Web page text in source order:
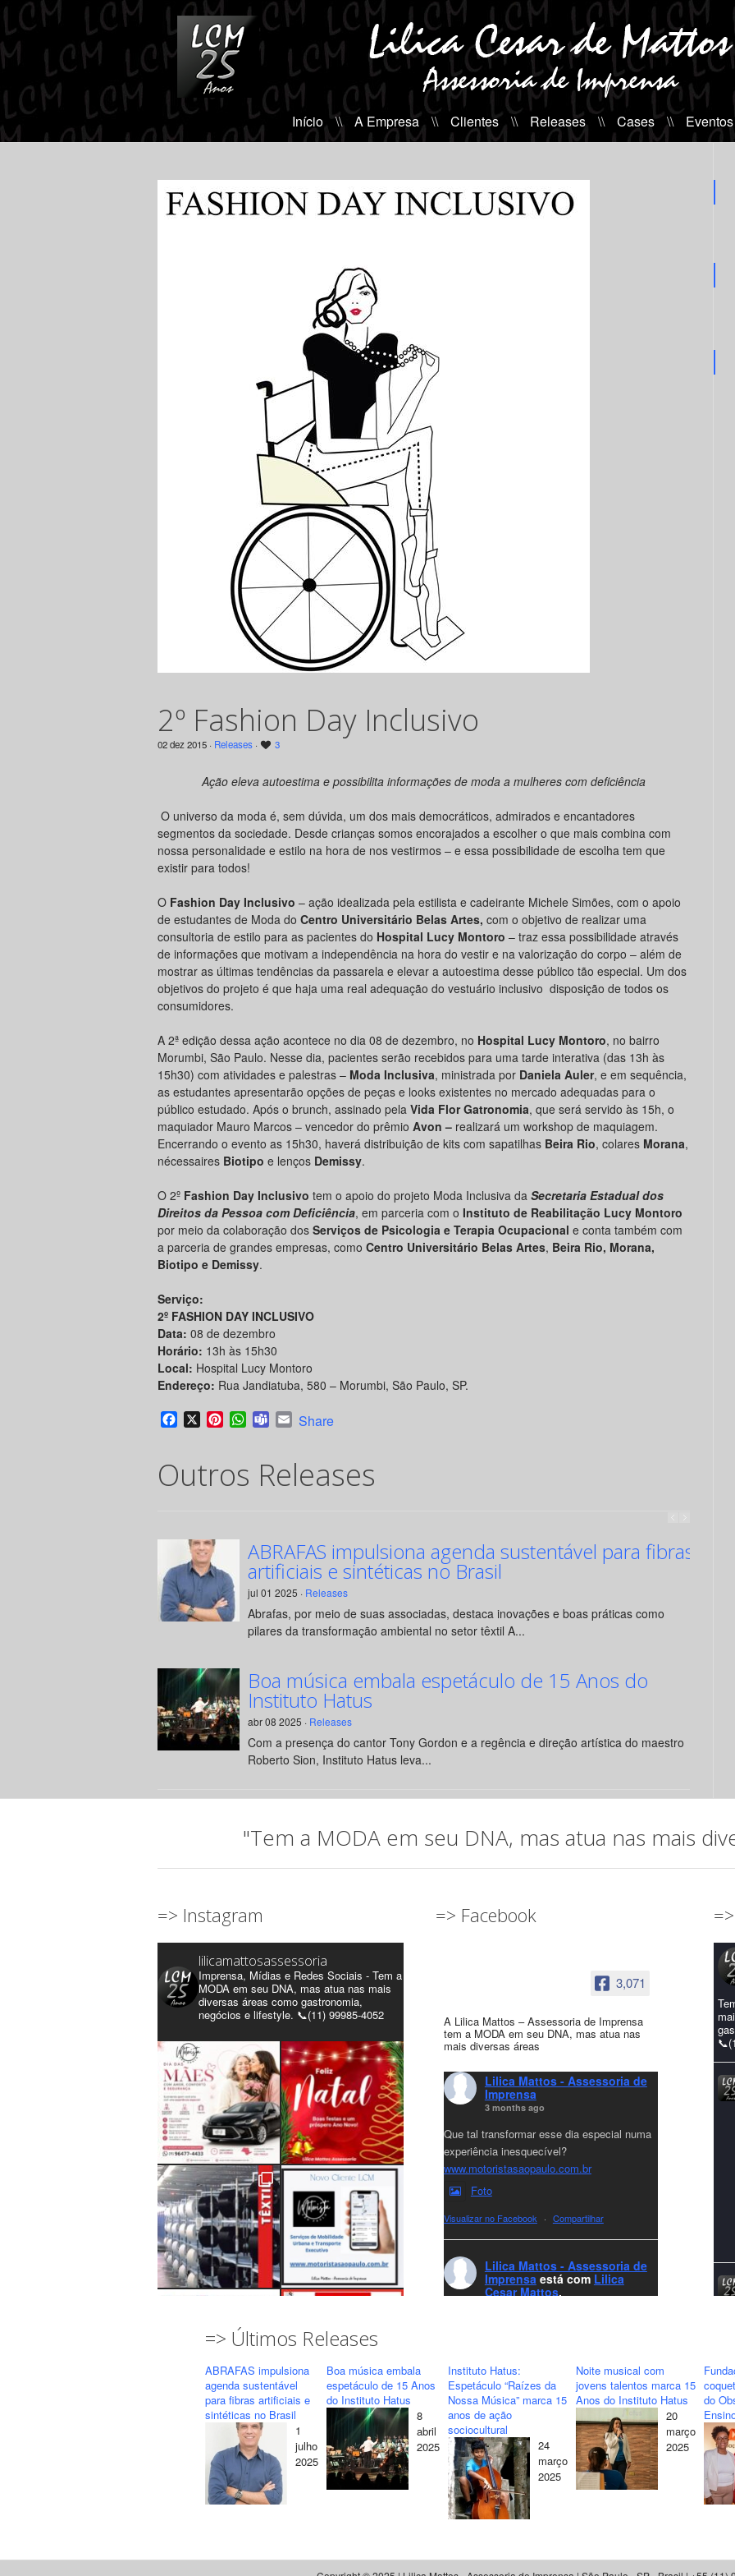
Início \\ A Empresa \\ Clientes \\ Releases \\ Cases \\ Eventos
2º Fashion Day Inclusivo
02 dez 2015 · Releases · 3
Ação eleva autoestima e possibilita informações de moda a mulheres com deficiência
O universo da moda é, sem dúvida, um dos mais democráticos, admirados e encantadores
segmentos da sociedade. Desde crianças somos encorajados a escolher o que mais combina com
nossa personalidade e estilo na hora de nos vestirmos – e essa possibilidade de escolha tem que
existir para todos!
O Fashion Day Inclusivo – ação idealizada pela estilista e cadeirante Michele Simões, com o apoio
de estudantes de Moda do Centro Universitário Belas Artes, com o objetivo de realizar uma
consultoria de estilo para as pacientes do Hospital Lucy Montoro – traz essa possibilidade através
de informações que motivam a independência na hora do vestir e na valorização do corpo – além de
mostrar as últimas tendências da passarela e elevar a autoestima desse público tão especial. Um dos
objetivos do projeto é que haja uma real adequação do vestuário inclusivo disposição de todos os
consumidores.
A 2ª edição dessa ação acontece no dia 08 de dezembro, no Hospital Lucy Montoro, no bairro
Morumbi, São Paulo. Nesse dia, pacientes serão recebidos para uma tarde interativa (das 13h às
15h30) com atividades e palestras – Moda Inclusiva, ministrada por Daniela Auler, e em sequência,
as estudantes apresentarão opções de peças e looks existentes no mercado adequadas para o
público estudado. Após o brunch, assinado pela Vida Flor Gatronomia, que será servido às 15h, o
maquiador Mauro Marcos – vencedor do prêmio Avon – realizará um workshop de maquiagem.
Encerrando o evento as 15h30, haverá distribuição de kits com sapatilhas Beira Rio, colares Morana,
nécessaires Biotipo e lenços Demissy.
O 2º Fashion Day Inclusivo tem o apoio do projeto Moda Inclusiva da Secretaria Estadual dos
Direitos da Pessoa com Deficiência, em parceria com o Instituto de Reabilitação Lucy Montoro
por meio da colaboração dos Serviços de Psicologia e Terapia Ocupacional e conta também com
a parceria de grandes empresas, como Centro Universitário Belas Artes, Beira Rio, Morana,
Biotipo e Demissy.
Serviço:
2º FASHION DAY INCLUSIVO
Data: 08 de dezembro
Horário: 13h às 15h30
Local: Hospital Lucy Montoro
Endereço: Rua Jandiatuba, 580 – Morumbi, São Paulo, SP.
Facebook
X PinterestWhatsApp
TeamsEmail
Share
Outros Releases
ABRAFAS impulsiona agenda sustentável para fibras
artificiais e sintéticas no Brasil
jul 01 2025 · Releases
Abrafas, por meio de suas associadas, destaca inovações e boas práticas como
pilares da transformação ambiental no setor têxtil A...
Boa música embala espetáculo de 15 Anos do
Instituto Hatus
abr 08 2025 · Releases
Com a presença do cantor Tony Gordon e a regência e direção artística do maestro
Roberto Sion, Instituto Hatus leva...
"Tem a MODA em seu DNA, mas atua nas mais
=> Instagram
lilicamattosassessoria
Imprensa, Mídias e Redes Sociais - Tem a
MODA em seu DNA, mas atua nas mais
diversas áreas como gastronomia,
negócios e lifestyle. 📞(11) 99985-4052
Carregar mais... Seguir
=> Facebook
3,071
A Lilica Mattos – Assessoria de Imprensa
tem a MODA em seu DNA, mas atua nas
mais diversas áreas
Lilica Mattos - Assessoria de
Imprensa
3 months ago
Que tal transformar esse dia especial numa
experiência inesquecível?
www.motoristasaopaulo.com.br
Foto
Visualizar no Facebook · Compartilhar
Lilica Mattos - Assessoria de
Imprensa está com Lilica
Cesar Mattos.
realizações para todos clientes, jornalistas e
amigos que sempre nos acompanham!🎄✨
🥂❤️
#lcmassessoria
#natal
#merrychristmas #felizanonovo
#HappyNewYear
Foto
Visualizar no Facebook
Lilica Mattos - Assessoria de
Imprensa
=> Últimos Releases
ABRAFAS impulsiona
agenda sustentável
para fibras artificiais e
sintéticas no Brasil
1
julho
2025
Boa música embala
espetáculo de 15 Anos
do Instituto Hatus
8
abril
2025
Instituto Hatus:
Espetáculo “Raízes da
Nossa Música” marca 15
anos de ação
sociocultural
24
março
2025
Noite musical com
jovens talentos marca 15
Anos do Instituto Hatus
20
março
2025
do